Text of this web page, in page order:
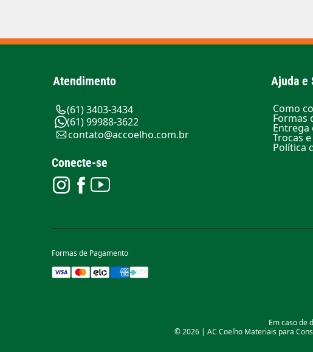
Atendimento
(61) 3403-3434
(61) 99988-3622
contato@accoelho.com.br
Conecte-se
Ajuda e
Como
Formas
Entrega
Trocas
Política
Formas de Pagamento
Em caso de
© 2026 | AC Coelho Materiais para